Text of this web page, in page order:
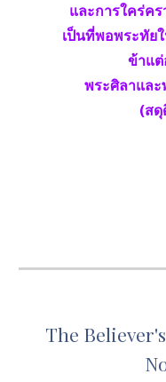
และการใคร่ค
เป็นที่พอพระทัย
ข้าแต่
พระศิลาแล
(สดุ
The